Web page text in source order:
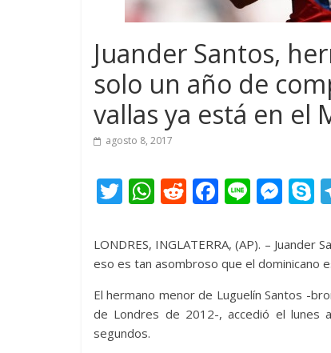
Juander Santos,
solo un año de
vallas ya está en el
agosto 8, 2017
T
itt
er
W
at
s
A
p
R
d
di
t
F
e
b
o
o
Li
e
M
ss
e
n
g
S
y
p
e
LONDRES, INGLATERRA, (AP). –
eso es tan asombroso que el dominicano
El hermano menor de Luguelín Santos -
de Londres de 2012-, accedió el
segundos.